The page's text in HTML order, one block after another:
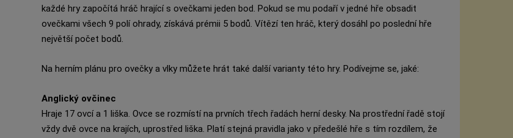
každé hry započítá hráč hrající s ovečkami jeden bod. Pokud se mu podaří v jedné hře obsadit
ovečkami všech 9 polí ohrady, získává prémii 5 bodů. Vítězí ten hráč, který dosáhl po poslední hře
největší počet bodů.
Na herním plánu pro ovečky a vlky můžete hrát také další varianty této hry. Podívejme se, jaké:
Anglický ovčinec
Hraje 17 ovcí a 1 liška. Ovce se rozmístí na prvních třech řadách herní desky. Na prostřední řadě stojí
vždy dvě ovce na krajích, uprostřed liška. Platí stejná pravidla jako v předešlé hře s tím rozdílem, že